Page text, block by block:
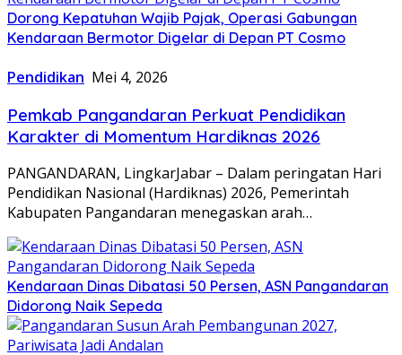
Dorong Kepatuhan Wajib Pajak, Operasi Gabungan
Kendaraan Bermotor Digelar di Depan PT Cosmo
Pendidikan Mei 4, 2026
Pemkab Pangandaran Perkuat Pendidikan
Karakter di Momentum Hardiknas 2026
PANGANDARAN, LingkarJabar – Dalam peringatan Hari
Pendidikan Nasional (Hardiknas) 2026, Pemerintah
Kabupaten Pangandaran menegaskan arah…
Kendaraan Dinas Dibatasi 50 Persen, ASN Pangandaran
Didorong Naik Sepeda